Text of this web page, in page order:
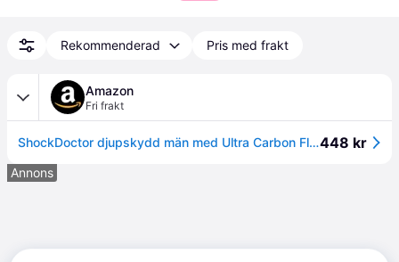
Rekommenderad Pris med frakt
Amazon
Fri frakt
ShockDoctor djupskydd män med Ultra Carbon Flex Cup – utvecklad för kampsport: Boxning, karate, taekwondo, Krav Maga, MMA, Muay Thai ..448 kr
Annons